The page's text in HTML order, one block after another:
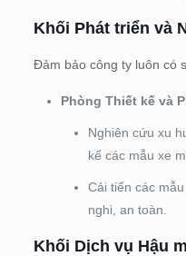
Khối Phát triển và
Đảm bảo công ty luôn có
Phòng Thiết kế và
Nghiên cứu xu
kế các mẫu xe
Cải tiến các
nghi, an toàn.
Khối Dịch vụ Hậu